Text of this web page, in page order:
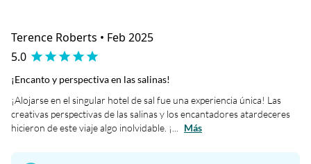
Terence Roberts • Feb 2025
5.0
¡Encanto y perspectiva en las salinas!
¡Alojarse en el singular hotel de sal fue una experiencia única! Las
creativas perspectivas de las salinas y los encantadores atardeceres
hicieron de este viaje algo inolvidable. ¡...
Más